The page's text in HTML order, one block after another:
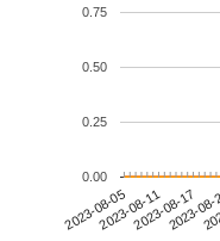
2023-08-052023-08-112023-08-17
2023-
0.00
0.25
0.50
0.75